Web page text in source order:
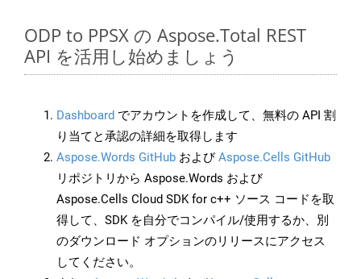
ODP to PPSX の Aspose.Total REST
API を活用し始めましょう
Dashboard でアカウントを作成して、無料の API 割
り当てと承認の詳細を取得します
Aspose.Words GitHub およびAspose.Cells GitHub
リポジトリから Aspose.Words および
Aspose.Cells Cloud SDK for c++ ソース コードを取
得して、SDK を自分でコンパイル/使用するか、別
のダウンロード オプションのリリースにアクセス
してください。